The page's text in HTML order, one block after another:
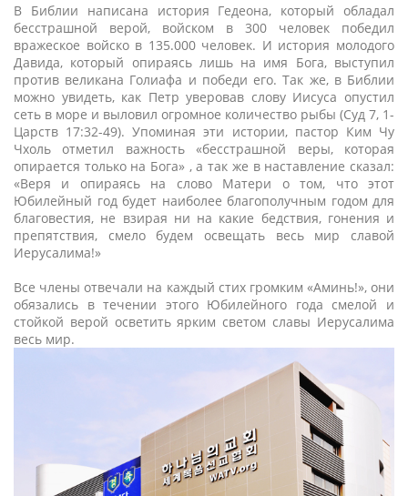
В Библии написана история Гедеона, который обладал
бесстрашной верой, войском в 300 человек победил
вражеское войско в 135.000 человек. И история молодого
Давида, который опираясь лишь на имя Бога, выступил
против великана Голиафа и победи его. Так же, в Библии
можно увидеть, как Петр уверовав слову Иисуса опустил
сеть в море и выловил огромное количество рыбы (Суд 7, 1-
Царств 17:32-49). Упоминая эти истории, пастор Ким Чу
Чхоль отметил важность «бесстрашной веры, которая
опирается только на Бога» , а так же в наставление сказал:
«Веря и опираясь на слово Матери о том, что этот
Юбилейный год будет наиболее благополучным годом для
благовестия, не взирая ни на какие бедствия, гонения и
препятствия, смело будем освещать весь мир славой
Иерусалима!»
Все члены отвечали на каждый стих громким «Аминь!», они
обязались в течении этого Юбилейного года смелой и
стойкой верой осветить ярким светом славы Иерусалима
весь мир.